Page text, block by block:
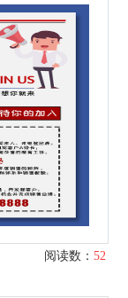
阅读数： 52